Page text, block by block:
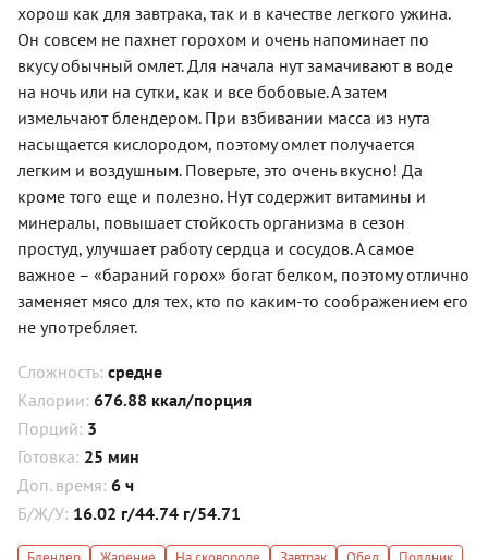
хорош как для завтрака, так и в качестве легкого ужина.
Он совсем не пахнет горохом и очень напоминает по
вкусу обычный омлет. Для начала нут замачивают в воде
на ночь или на сутки, как и все бобовые. А затем
измельчают блендером. При взбивании масса из нута
насыщается кислородом, поэтому омлет получается
легким и воздушным. Поверьте, это очень вкусно! Да
кроме того еще и полезно. Нут содержит витамины и
минералы, повышает стойкость организма в сезон
простуд, улучшает работу сердца и сосудов. А самое
важное – «бараний горох» богат белком, поэтому отлично
заменяет мясо для тех, кто по каким-то соображением его
не употребляет.
Сложность: средне
Калории: 676.88 ккал/порция
Порций: 3
Готовка: 25 мин
Доп. время: 6 ч
Б/Ж/У: 16.02 г/44.74 г/54.71